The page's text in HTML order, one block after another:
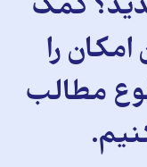
کمک
را
مطالب